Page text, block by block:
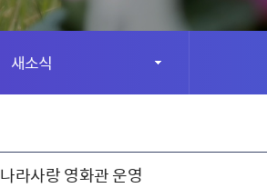
새소식
나라사랑 영화관 운영